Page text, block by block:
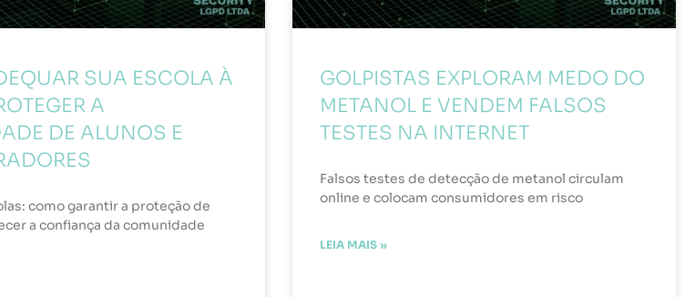
SUA ESCOLA À
A
DE ALUNOS E
como garantir a proteção de
a confiança da comunidade
GOLPISTAS EXPLORAM MEDO DO
METANOL E VENDEM FALSOS
TESTES NA INTERNET
Falsos testes de detecção de metanol circulam
online e colocam consumidores em risco
LEIA MAIS »